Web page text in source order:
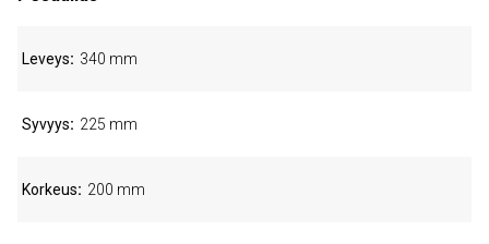
Leveys 340 mm
Syvyys 225 mm
Korkeus 200 mm